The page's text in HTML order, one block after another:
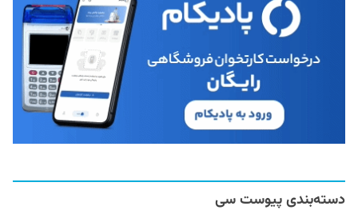
دسته‌بندی پیوست سی